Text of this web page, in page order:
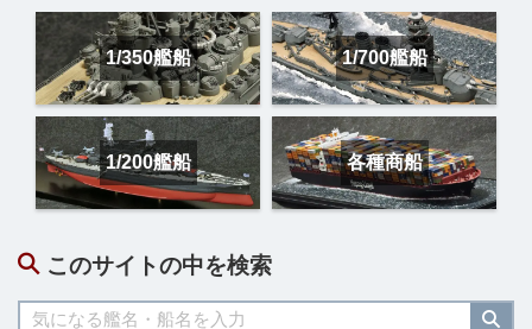
1/350艦船 1/700艦船
1/200艦船 各種商船
このサイトの中を検索